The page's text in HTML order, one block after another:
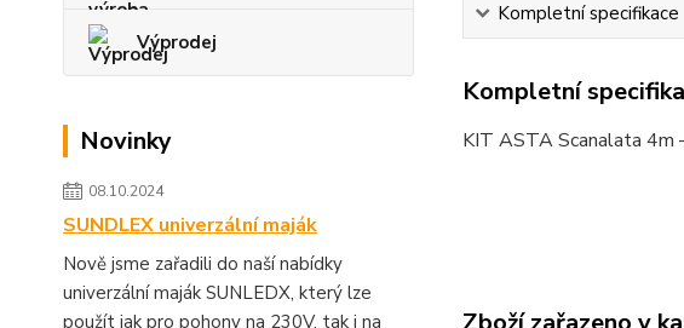
Výprodej
Novinky
08.10.2024
SUNDLEX univerzální maják
Nově jsme zařadili do naší nabídky
univerzální maják SUNLEDX, který lze
použít jak pro pohony na 230V, tak i na
Kompletní specifikace
Kompletní
KIT ASTA Scanalata 4m